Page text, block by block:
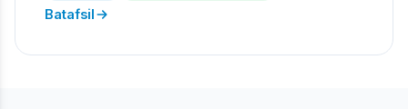
Batafsil